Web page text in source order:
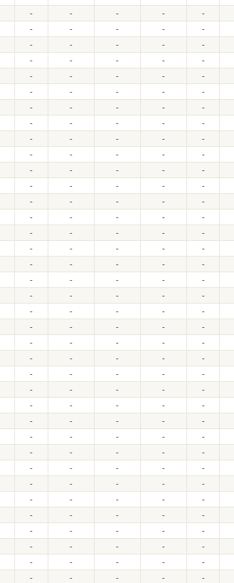
- - - - -
- - - - -
- - - - -
- - - - -
- - - - -
- - - - -
- - - - -
- - - - -
- - - - -
- - - - -
- - - - -
- - - - -
- - - - -
- - - - -
- - - - -
- - - - -
- - - - -
- - - - -
- - - - -
- - - - -
- - - - -
- - - - -
- - - - -
- - - - -
- - - - -
- - - - -
- - - - -
- - - - -
- - - - -
- - - - -
- - - - -
- - - - -
- - - - -
- - - - -
- - - - -
- - - - -
- - - - -